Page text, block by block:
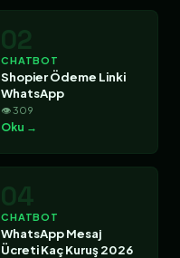
02
CHATBOT
Shopier Ödeme Linki
WhatsApp
👁 309
Oku →
04
CHATBOT
WhatsApp Mesaj
Ücreti Kaç Kuruş 2026